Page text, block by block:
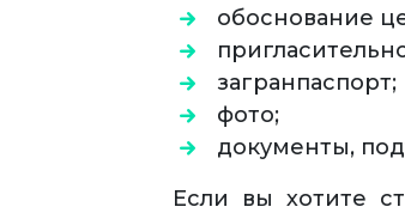
обоснование
загранпаспорт;
фото;
документы,
Если вы хотите